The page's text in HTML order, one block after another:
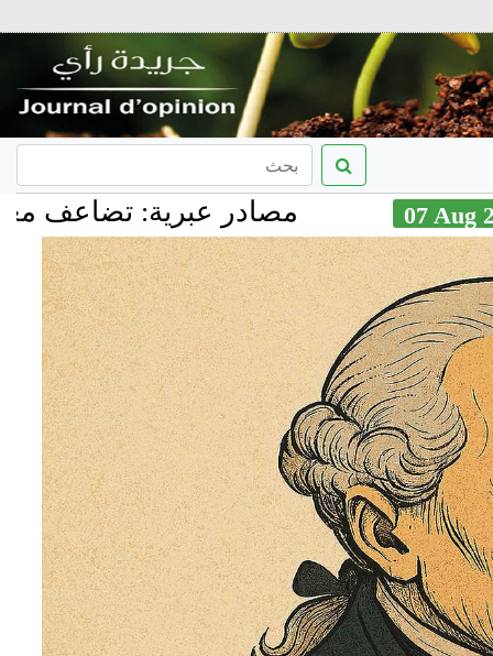
مصادر عبرية: تضاعف معدل